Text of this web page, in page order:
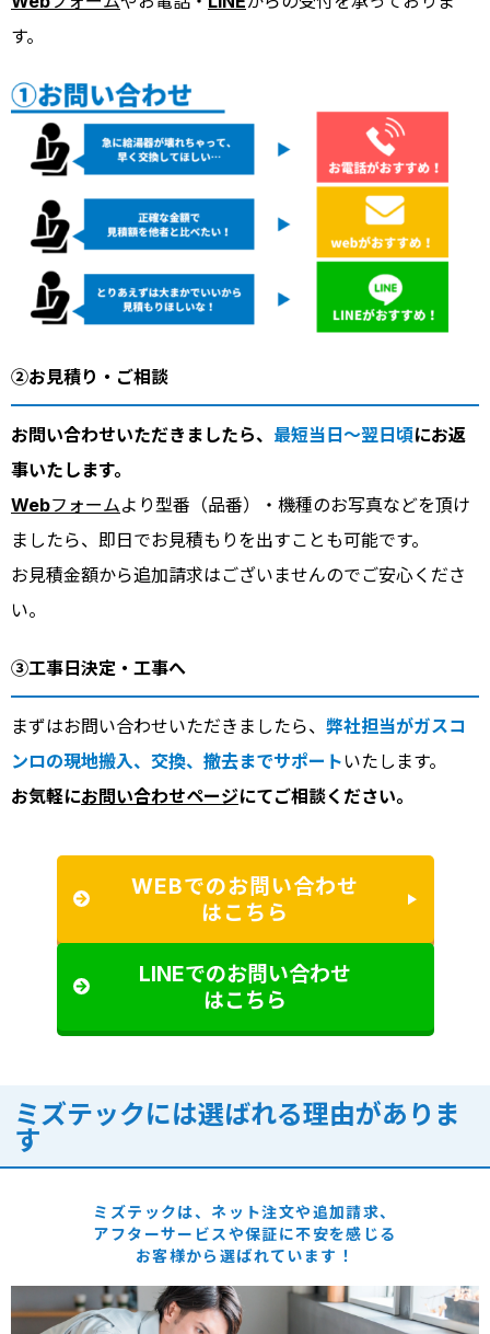
す。
②お見積り・ご相談
お問い合わせいただきましたら、 最短当日～翌日頃にお返
事いたします。
Webフォームより型番（品番）・機種のお写真などを頂け
ましたら、即日でお見積もりを出すことも可能です。
お見積金額から追加請求はございませんのでご安心くださ
い。
③工事日決定・工事へ
まずはお問い合わせいただきましたら、 弊社担当がガスコ
ンロの現地搬入、交換、撤去までサポート いたします。
お気軽にお問い合わせページにてご相談ください。
WEBでのお問い合わせ
はこちら
LINEでのお問い合わせ
はこちら
ミズテックには選ばれる理由がありま
す
ミズテックは、ネット注文や追加請求、
アフターサービスや保証に不安を感じる
お客様から選ばれています！